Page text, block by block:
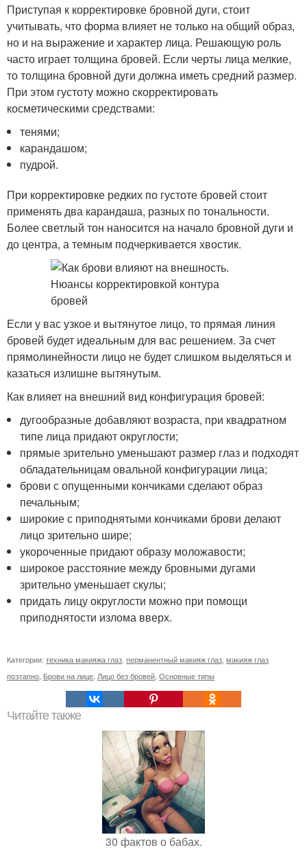
Приступая к корректировке бровной дуги, стоит
учитывать, что форма влияет не только на общий образ,
но и на выражение и характер лица. Решающую роль
часто играет толщина бровей. Если черты лица мелкие,
то толщина бровной дуги должна иметь средний размер.
При этом густоту можно скорректировать
косметическими средствами:
тенями;
карандашом;
пудрой.
При корректировке редких по густоте бровей стоит
применять два карандаша, разных по тональности.
Более светлый тон наносится на начало бровной дуги и
до центра, а темным подчеркивается хвостик.
Если у вас узкое и вытянутое лицо, то прямая линия
бровей будет идеальным для вас решением. За счет
прямолинейности лицо не будет слишком выделяться и
казаться излишне вытянутым.
Как влияет на внешний вид конфигурация бровей:
дугообразные добавляют возраста, при квадратном
типе лица придают округлости;
прямые зрительно уменьшают размер глаз и подходят
обладательницам овальной конфигурации лица;
брови с опущенными кончиками сделают образ
печальным;
широкие с приподнятыми кончиками брови делают
лицо зрительно шире;
укороченные придают образу моложавости;
широкое расстояние между бровными дугами
зрительно уменьшает скулы;
придать лицу округлости можно при помощи
приподнятости излома вверх.
Категории: техника макияжа глаз перманентный макияж глаз макияж глаз
поэтапно Брови на лице Лицо без бровей Основные типы
Читайте также
30 фактов о бабах.